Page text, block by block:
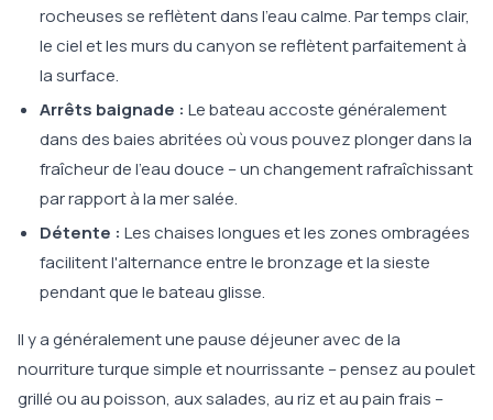
rocheuses se reflètent dans l'eau calme. Par temps clair,
le ciel et les murs du canyon se reflètent parfaitement à
la surface.
Arrêts baignade : Le bateau accoste généralement
dans des baies abritées où vous pouvez plonger dans la
fraîcheur de l'eau douce – un changement rafraîchissant
par rapport à la mer salée.
Détente : Les chaises longues et les zones ombragées
facilitent l'alternance entre le bronzage et la sieste
pendant que le bateau glisse.
Il y a généralement une pause déjeuner avec de la
nourriture turque simple et nourrissante – pensez au poulet
grillé ou au poisson, aux salades, au riz et au pain frais –